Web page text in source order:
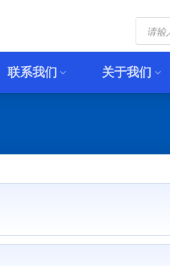
Products
search
联系我们 关于我们